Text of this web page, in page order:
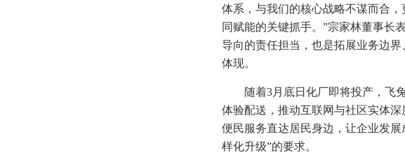
体系，与我们的核心战略不谋而合
同赋能的关键抓手。”宗家林董事长
导向的责任担当，也是拓展业务边
体现。
随着3月底日化厂即将投产，飞
体验配送，推动互联网与社区实体
便民服务直达居民身边，让企业发
样化升级”的要求。